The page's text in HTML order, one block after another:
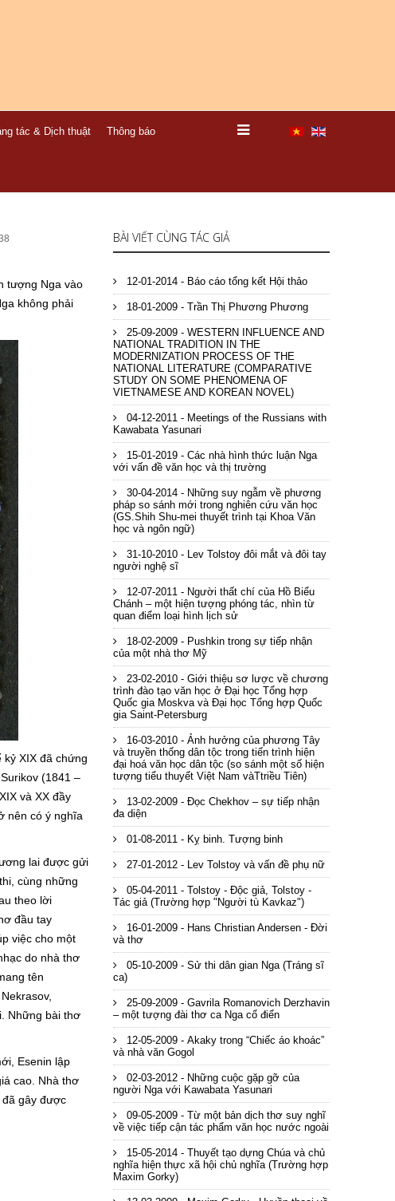
tác & Dịch thuật Thông báo
tượng Nga vào
không phải
kỷ XIX đã chứng
(1841 –
và XX đầy
nên có ý nghĩa
lai được gửi
cùng những
theo lời
đầu tay
việc cho một
do nhà thơ
tên
Những bài thơ
Esenin lập
cao. Nhà thơ
đã gây được
BÀI VIẾT CÙNG TÁC GIẢ
12-01-2014 - Báo cáo tổng kết Hội thảo
18-01-2009 - Trần Thị Phương Phương
25-09-2009 - WESTERN INFLUENCE AND
NATIONAL TRADITION IN THE
MODERNIZATION PROCESS OF THE
NATIONAL LITERATURE (COMPARATIVE
STUDY ON SOME PHENOMENA OF
VIETNAMESE AND KOREAN NOVEL)
04-12-2011 - Meetings of the Russians with
Kawabata Yasunari
15-01-2019 - Các nhà hình thức luận Nga
với vấn đề văn học và thị trường
30-04-2014 - Những suy ngẫm về phương
pháp so sánh mới trong nghiên cứu văn học
(GS.Shih Shu-mei thuyết trình tại Khoa Văn
học và ngôn ngữ)
31-10-2010 - Lev Tolstoy đôi mắt và đôi tay
người nghệ sĩ
12-07-2011 - Người thất chí của Hồ Biểu
Chánh – một hiện tượng phóng tác, nhìn từ
quan điểm loại hình lịch sử
18-02-2009 - Pushkin trong sự tiếp nhận
của một nhà thơ Mỹ
23-02-2010 - Giới thiệu sơ lược về chương
trình đào tạo văn học ở Đại học Tổng hợp
Quốc gia Moskva và Đại học Tổng hợp Quốc
gia Saint-Petersburg
16-03-2010 - Ảnh hưởng của phương Tây
và truyền thống dân tộc trong tiến trình hiện
đại hoá văn học dân tộc (so sánh một số hiện
tượng tiểu thuyết Việt Nam vàTtriều Tiên)
13-02-2009 - Đọc Chekhov – sự tiếp nhận
đa diện
01-08-2011 - Kỵ binh. Tượng binh
27-01-2012 - Lev Tolstoy và vấn đề phụ nữ
05-04-2011 - Tolstoy - Độc giả, Tolstoy -
Tác giả (Trường hợp "Người tù Kavkaz")
16-01-2009 - Hans Christian Andersen - Đời
và thơ
05-10-2009 - Sử thi dân gian Nga (Tráng sĩ
ca)
25-09-2009 - Gavrila Romanovich Derzhavin
– một tượng đài thơ ca Nga cổ điển
12-05-2009 - Akaky trong “Chiếc áo khoác”
và nhà văn Gogol
02-03-2012 - Những cuộc gặp gỡ của
người Nga với Kawabata Yasunari
09-05-2009 - Từ một bản dịch thơ suy nghĩ
về việc tiếp cận tác phẩm văn học nước ngoài
15-05-2014 - Thuyết tạo dựng Chúa và chủ
nghĩa hiện thực xã hội chủ nghĩa (Trường hợp
Maxim Gorky)